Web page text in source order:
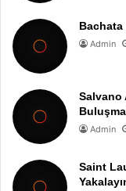
Bachata
Admin
Salvano
Admin
Saint